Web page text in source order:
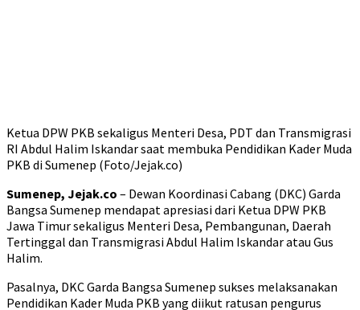
Ketua DPW PKB sekaligus Menteri Desa, PDT dan Transmigrasi
RI Abdul Halim Iskandar saat membuka Pendidikan Kader Muda
PKB di Sumenep (Foto/Jejak.co)
Sumenep, Jejak.co – Dewan Koordinasi Cabang (DKC) Garda
Bangsa Sumenep mendapat apresiasi dari Ketua DPW PKB
Jawa Timur sekaligus Menteri Desa, Pembangunan, Daerah
Tertinggal dan Transmigrasi Abdul Halim Iskandar atau Gus
Halim.
Pasalnya, DKC Garda Bangsa Sumenep sukses melaksanakan
Pendidikan Kader Muda PKB yang diikut ratusan pengurus